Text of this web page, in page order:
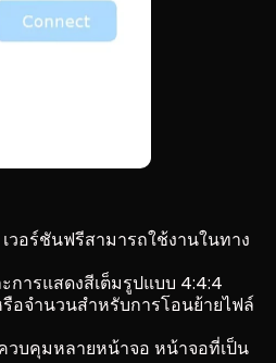
วอร์ชันฟรีสามารถใช้งานในทาง
การแสดงสีเต็มรูปแบบ 4:4:4
อจำนวนสำหรับการโอนย้ายไฟล์
วบคุมหลายหน้าจอ หน้าจอที่เป็น